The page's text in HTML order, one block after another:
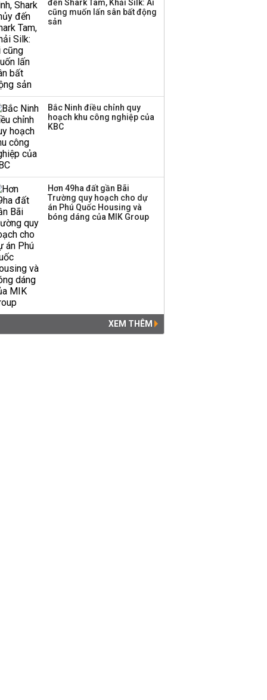
đến Shark Tam, Khải Silk: Ai
cũng muốn lấn sân bất động
sản
Bắc Ninh điều chỉnh quy
hoạch khu công nghiệp của
KBC
Hơn 49ha đất gần Bãi
Trường quy hoạch cho dự
án Phú Quốc Housing và
bóng dáng của MIK Group
XEM THÊM